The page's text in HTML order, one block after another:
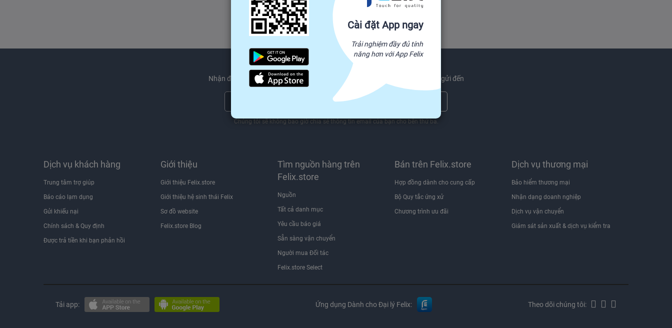
Nhận được các sản phẩm mới nhất xu hướng và ngành công nghiệp tin tức gửi đến
Chúng tôi sẽ không bao giờ chia sẻ thông tin email của bạn cho bên thứ ba.
Dịch vụ khách hàng
Trung tâm trợ giúp
Báo cáo lạm dụng
Gửi khiếu nại
Chính sách & Quy định
Được trả tiền khi bạn phản hồi
Giới thiệu
Giới thiệu Felix.store
Giới thiệu hệ sinh thái Felix
Sơ đồ website
Felix.store Blog
Tìm nguồn hàng trên
Felix.store
Nguồn
Tất cả danh mục
Yêu cầu báo giá
Sẵn sàng vận chuyển
Người mua Đối tác
Felix.store Select
Bán trên Felix.store
Hợp đồng dành cho cung cấp
Bộ Quy tắc ứng xử
Chương trình ưu đãi
Dịch vụ thương mại
Bảo hiểm thương mại
Nhận dạng doanh nghiệp
Dịch vụ vận chuyển
Giám sát sản xuất & dịch vụ kiểm tra
Tải app: Ứng dụng Dành cho Đại lý Felix: Theo dõi chúng tôi:
Cài đặt App ngay
Trải nghiệm đầy đủ tính
năng hơn với App Felix